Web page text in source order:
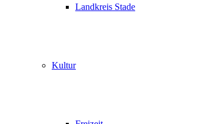
Landkreis Stade
Kultur